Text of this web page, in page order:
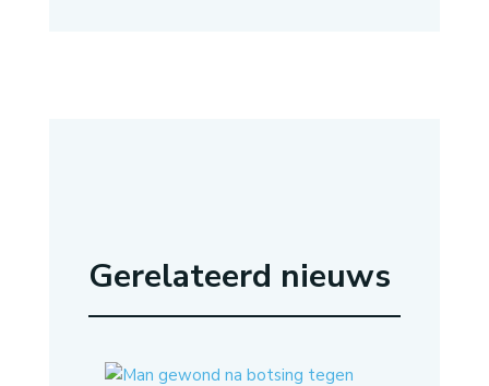
Gerelateerd nieuws